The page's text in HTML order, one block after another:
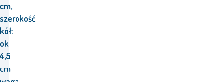
cm,
szerokość
kół:
ok
4,5
cm